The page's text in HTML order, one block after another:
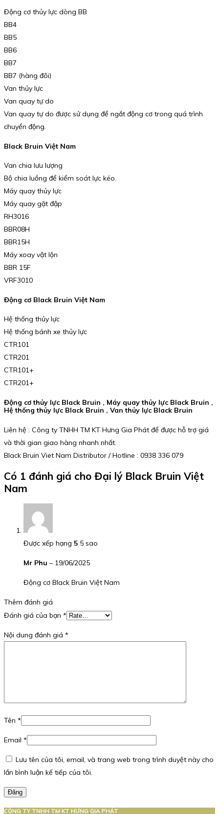
Động cơ thủy lực dòng BB
BB4
BB5
BB6
BB7
BB7 (hàng đôi)
Van thủy lực
Van quay tự do
Van quay tự do được sử dụng để ngắt động cơ trong quá trình
chuyển động.
Black Bruin Việt Nam
Van chia lưu lượng
Bộ chia luồng để kiểm soát lực kéo.
Máy quay thủy lực
Máy quay gặt đập
RH3016
BBR08H
BBR15H
Máy xoay vật lộn
BBR 15F
VRF3010
Động cơ Black Bruin Việt Nam
Hệ thống thủy lực
Hệ thống bánh xe thủy lực
CTR101
CTR201
CTR101+
CTR201+
Động cơ thủy lực Black Bruin , Máy quay thủy lực Black Bruin ,
Hệ thống thủy lực Black Bruin , Van thủy lực Black Bruin
Liên hệ : Công ty TNHH TM KT Hưng Gia Phát để được hỗ trợ giá
và thời gian giao hàng nhanh nhất.
Black Bruin Viet Nam Distributor / Hotline : 0938 336 079
Có 1 đánh giá cho Đại lý Black Bruin Việt
Nam
Được xếp hạng 5 5 sao
Mr Phu – 19/06/2025
Động cơ Black Bruin Việt Nam
Thêm đánh giá
Đánh giá của bạn *
Nội dung đánh giá *
Tên *
Email *
Lưu tên của tôi, email, và trang web trong trình duyệt này cho
lần bình luận kế tiếp của tôi.
Đăng
CÔNG TY TNHH TM KT HƯNG GIA PHÁT